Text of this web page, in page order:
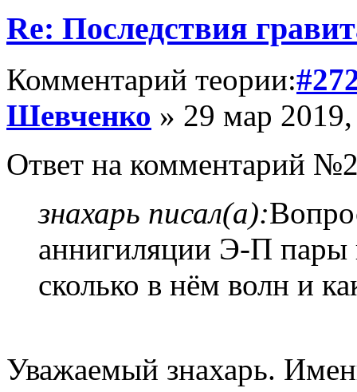
Re: Последствия
Комментарий теории:
Шевченко » 29 мар
Ответ на комментарий
знахарь писал(а):
аннигиляции Э-П пары
сколько в нём волн и
Уважаемый знахарь.